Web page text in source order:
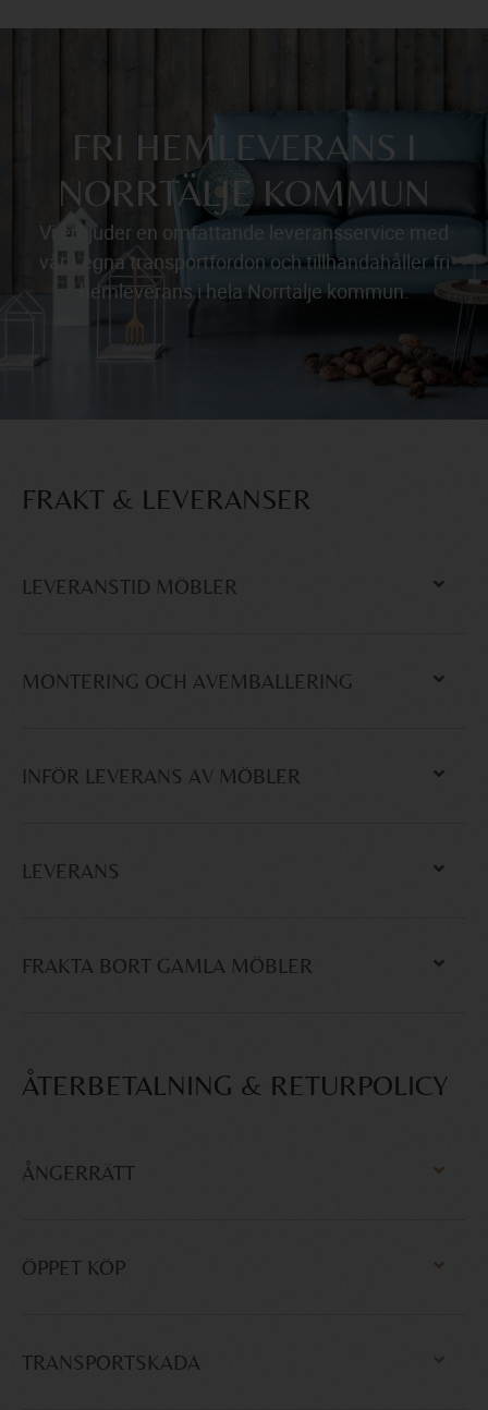
FRI HEMLEVERANS I
NORRTÄLJE KOMMUN
Vi erbjuder en omfattande leveransservice med
våra egna transportfordon och tillhandahåller fri
hemleverans i hela Norrtälje kommun.
FRAKT & LEVERANSER
LEVERANSTID MÖBLER
MONTERING OCH AVEMBALLERING
INFÖR LEVERANS AV MÖBLER
LEVERANS
FRAKTA BORT GAMLA MÖBLER
ÅTERBETALNING & RETURPOLICY
ÅNGERRÄTT
ÖPPET KÖP
TRANSPORTSKADA